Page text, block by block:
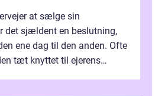
at sælge sin
det sjældent en beslutning,
ene dag til den anden. Ofte
tæt knyttet til ejerens